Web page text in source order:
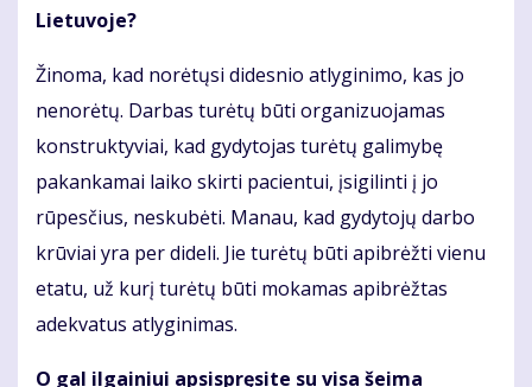
Lietuvoje?
Žinoma, kad norėtųsi didesnio atlyginimo, kas jo
nenorėtų. Darbas turėtų būti organizuojamas
konstruktyviai, kad gydytojas turėtų galimybę
pakankamai laiko skirti pacientui, įsigilinti į jo
rūpesčius, neskubėti. Manau, kad gydytojų darbo
krūviai yra per dideli. Jie turėtų būti apibrėžti vienu
etatu, už kurį turėtų būti mokamas apibrėžtas
adekvatus atlyginimas.
O gal ilgainiui apsispręsite su visa šeima